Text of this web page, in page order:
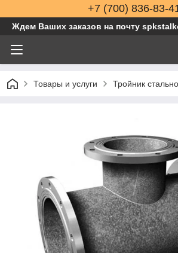
+7 (700) 836-83-
Ждем Ваших заказов на почту
Товары и услуги Тройник